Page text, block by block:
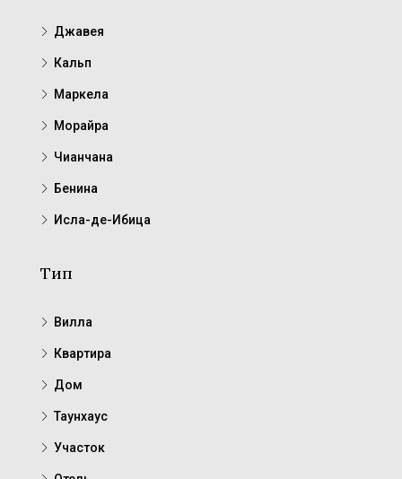
Джавея
Кальп
Маркела
Морайра
Чианчана
Бенина
Исла-де-Ибица
Тип
Вилла
Квартира
Дом
Таунхаус
Участок